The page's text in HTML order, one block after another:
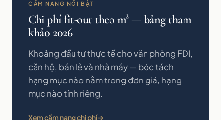
CẨM NANG NỔI BẬT
Chi phí fit-out theo m² — bảng tham
khảo 2026
Khoảng đầu tư thực tế cho văn phòng FDI,
căn hộ, bán lẻ và nhà máy — bóc tách
hạng mục nào nằm trong đơn giá, hạng
mục nào tính riêng.
Xem cẩm nang chi phí